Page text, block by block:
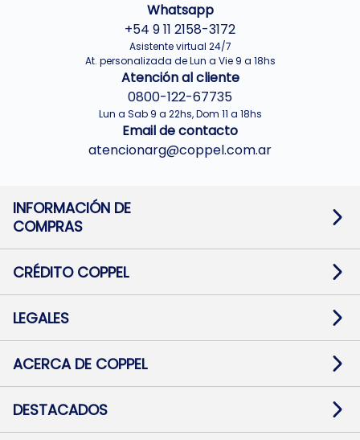
Whatsapp
+54 9 11 2158-3172
Asistente virtual 24/7
At. personalizada de Lun a Vie 9 a 18hs
Atención al cliente
0800-122-67735
Lun a Sab 9 a 22hs, Dom 11 a 18hs
Email de contacto
atencionarg@coppel.com.ar
INFORMACIÓN DE
COMPRAS
Términos y condiciones
Botón de arrepentimiento
Mapa de sitio
CRÉDITO COPPEL
Solicitar Crédito
Medios de Pago
Pago Fácil Online
LEGALES
Baja contratos
Defensa al consumidor CABA
ACERCA DE COPPEL
Trabajá con Nosotros
Preguntas Frecuentes
DESTACADOS